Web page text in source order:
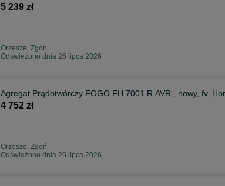
5 239 zł
Orzesze, Zgoń
Odświeżono dnia 26 lipca 2026
Agregat Prądotwórczy FOGO FH 7001 R AVR , nowy, fv,
4 752 zł
Orzesze, Zgoń
Odświeżono dnia 26 lipca 2026